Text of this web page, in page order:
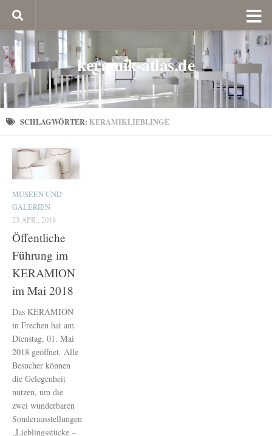
keramik-atlas.de
SCHLAGWÖRTER: KERAMIKLIEBLINGE
MUSEEN UND
GALERIEN
23 APR., 2018
Öffentliche
Führung im
KERAMION
im Mai 2018
Das KERAMION
in Frechen hat am
Dienstag, 01. Mai
2018 geöffnet. Alle
Besucher können
die Gelegenheit
nutzen, um die
zwei wunderbaren
Sonderausstellungen
„Lieblingsstücke –